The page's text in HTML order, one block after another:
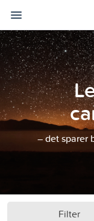
– det sparer
Filter